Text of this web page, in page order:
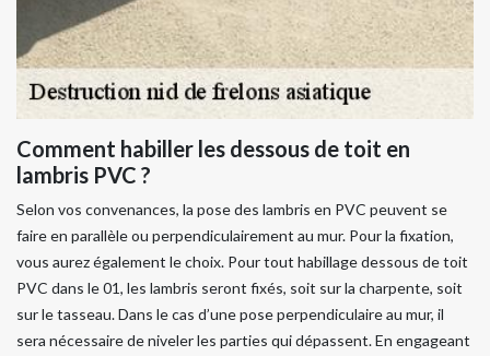
Comment habiller les dessous de toit en
lambris PVC ?
Selon vos convenances, la pose des lambris en PVC peuvent se
faire en parallèle ou perpendiculairement au mur. Pour la fixation,
vous aurez également le choix. Pour tout habillage dessous de toit
PVC dans le 01, les lambris seront fixés, soit sur la charpente, soit
sur le tasseau. Dans le cas d’une pose perpendiculaire au mur, il
sera nécessaire de niveler les parties qui dépassent. En engageant